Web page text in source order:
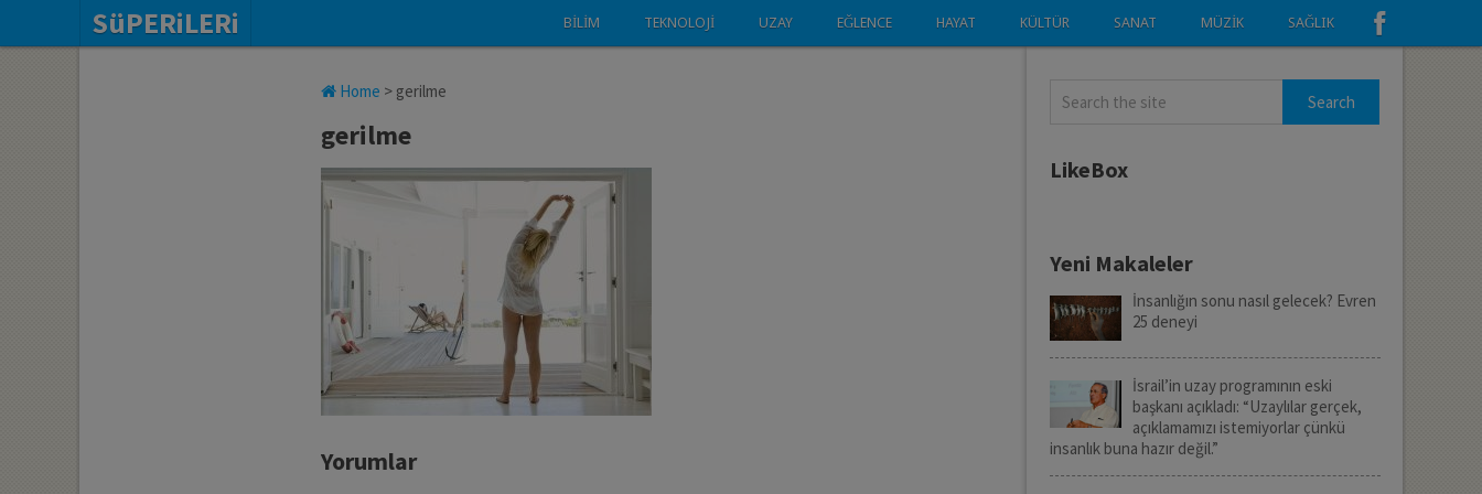
SüPERiLERi BILIM TEKNOLOJI UZAY EĞLENCE HAYAT KÜLTÜR SANAT MÜZIK SAĞLIK
Home > gerilme
gerilme
Yorumlar
LikeBox
Yeni Makaleler
İnsanlığın sonu nasıl gelecek? Evren
25 deneyi
İsrail’in uzay programının eski
başkanı açıkladı: “Uzaylılar gerçek,
açıklamamızı istemiyorlar çünkü
insanlık buna hazır değil.”